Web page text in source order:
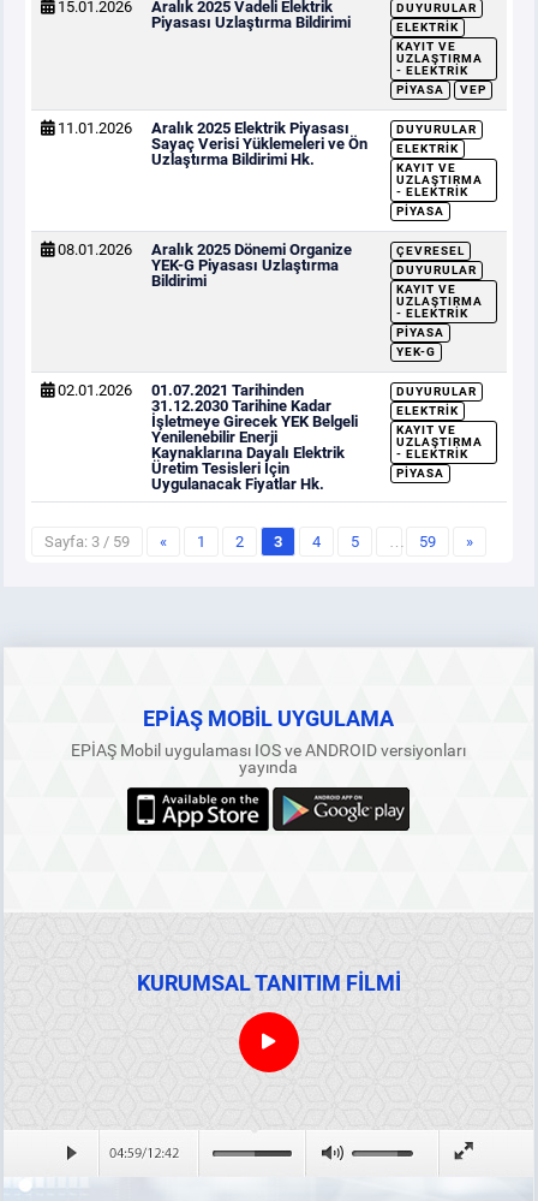
15.01.2026
Aralık 2025 Vadeli Elektrik
Piyasası Uzlaştırma Bildirimi
DUYURULAR
ELEKTRIK
KAYIT VE
UZLAŞTIRMA
- ELEKTRIK
PIYASA
VEP
11.01.2026
Aralık 2025 Elektrik Piyasası
Sayaç Verisi Yüklemeleri ve Ön
Uzlaştırma Bildirimi Hk.
DUYURULAR
ELEKTRIK
KAYIT VE
UZLAŞTIRMA
- ELEKTRIK
PIYASA
08.01.2026
Aralık 2025 Dönemi Organize
YEK-G Piyasası Uzlaştırma
Bildirimi
ÇEVRESEL
DUYURULAR
KAYIT VE
UZLAŞTIRMA
- ELEKTRIK
PIYASA
YEK-G
02.01.2026
01.07.2021 Tarihinden
31.12.2030 Tarihine Kadar
İşletmeye Girecek YEK Belgeli
Yenilenebilir Enerji
Kaynaklarına Dayalı Elektrik
Üretim Tesisleri İçin
Uygulanacak Fiyatlar Hk.
DUYURULAR
ELEKTRIK
KAYIT VE
UZLAŞTIRMA
- ELEKTRIK
PIYASA
Sayfa: 3 / 59 « 1 2 3 4 5 … 59 »
EPİAŞ MOBİL UYGULAMA
EPİAŞ Mobil uygulaması IOS ve ANDROID versiyonları
yayında
KURUMSAL TANITIM FİLMİ